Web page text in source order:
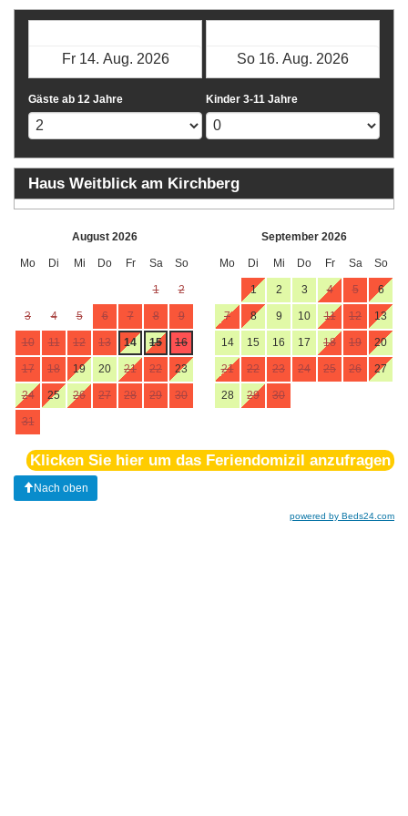
Gäste ab 12 Jahre Kinder 3-11 Jahre
Haus Weitblick am Kirchberg
August 2026
Mo Di Mi Do Fr Sa So
1 2
3 4 5 6 7 8 9
10 11 12 13 14 15 16
17 18 19 20 21 22 23
24 25 26 27 28 29 30
31
September 2026
Mo Di Mi Do Fr Sa So
1 2 3 4 5 6
7 8 9 10 11 12 13
14 15 16 17 18 19 20
21 22 23 24 25 26 27
28 29 30
Klicken Sie hier um das Feriendomizil anzufragen
Nach oben
powered by Beds24.com